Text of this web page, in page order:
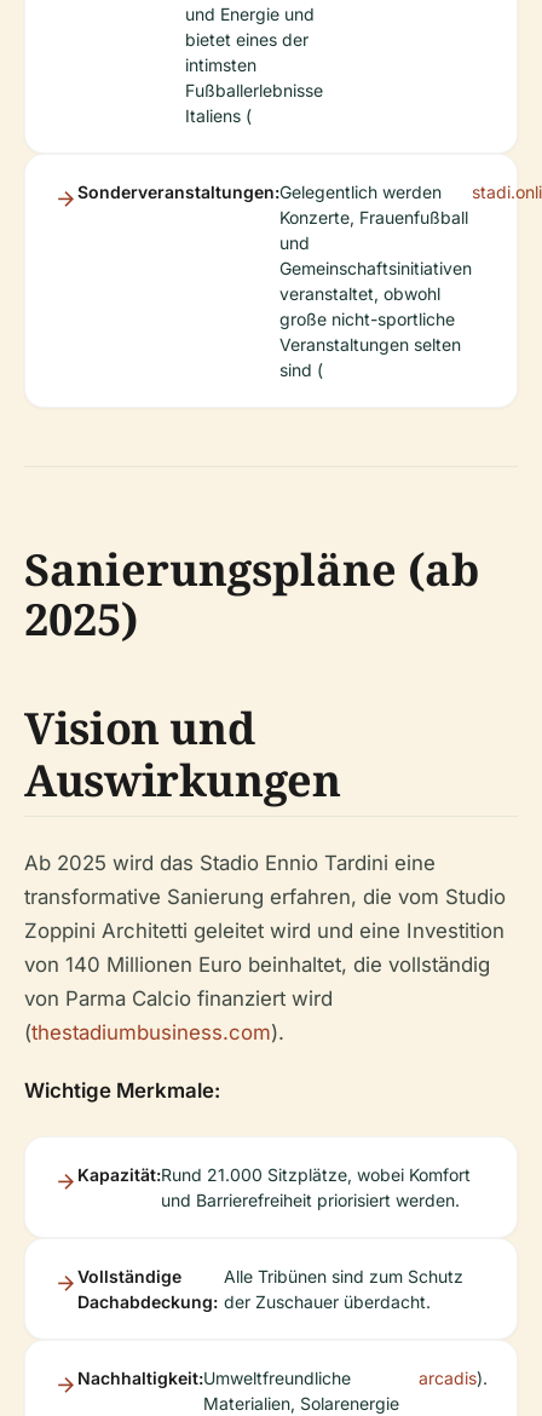
und Energie und
bietet eines der
intimsten
Fußballerlebnisse
Italiens (
Sonderveranstaltungen:Gelegentlich werden
Konzerte, Frauenfußball
und
Gemeinschaftsinitiativen
veranstaltet, obwohl
große nicht-sportliche
Veranstaltungen selten
sind (
Sanierungspläne (ab
2025)
Vision und
Auswirkungen
Ab 2025 wird das Stadio Ennio Tardini eine
transformative Sanierung erfahren, die vom Studio
Zoppini Architetti geleitet wird und eine Investition
von 140 Millionen Euro beinhaltet, die vollständig
von Parma Calcio finanziert wird
(thestadiumbusiness.com).
Wichtige Merkmale:
Kapazität:Rund 21.000 Sitzplätze, wobei Komfort
und Barrierefreiheit priorisiert werden.
Vollständige
Dachabdeckung:
Alle Tribünen sind zum Schutz
der Zuschauer überdacht.
Nachhaltigkeit:Umweltfreundliche
Materialien, Solarenergie
arcadis).